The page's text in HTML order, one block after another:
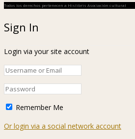
Todos los derechos pertenecen a Hislibris Asociación cultural
Sign In
Login via your site account
Remember Me
Or login via a social network account